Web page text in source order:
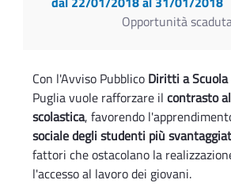
Opportunità
Con l'Avviso Pubblico Diritti a
Puglia vuole rafforzare il contrasto
scolastica, favorendo
sociale degli studenti più
fattori che ostacolano la
l'accesso al lavoro dei giovani.